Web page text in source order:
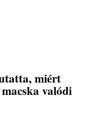
miért
valódi